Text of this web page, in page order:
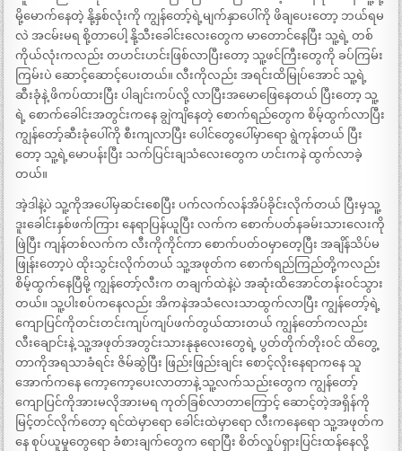
မို့မောက်နေတဲ့ နို့နှစ်လုံးကို ကျွန်တော့်ရဲ့မျက်နှာပေါ်ကို ဖိချပေးတော့ ဘယ်ရမ
လဲ အငမ်းမရ စို့တာပေါ့ နို့သီးခေါင်းလေးတွေက မာတောင်နေပြီး သူ့ရဲ့ တစ်
ကိုယ်လုံးကလည်း တဟင်းဟင်းဖြစ်လာပြီးတော့ သူ့ဖင်ကြီးတွေကို ခပ်ကြမ်း
ကြမ်းပဲ ဆောင့်ဆောင့်ပေးတယ်။ လီးကိုလည်း အရင်းထိမြုပ်အောင် သူ့ရဲ့
ဆီးခုံနဲ့ ဖိကပ်ထားပြီး ပါချင်းကပ်လို့ လာပြီးအမောဖြေနေတယ် ပြီးတော့ သူ့
ရဲ့ စောက်ခေါင်းအတွင်းကနေ ချွဲကျိနေတဲ့ စောက်ရည်တွေက စိမ့်ထွက်လာပြီး
ကျွန်တော့်ဆီးခုံပေါ်ကို စီးကျလာပြီး ပေါင်တွေပေါ်မှာရော ရွဲကုန်တယ် ပြီး
တော့ သူ့ရဲ့မောပန်းပြီး သက်ပြင်းချသံလေးတွေက ဟင်းကနဲ ထွက်လာခဲ့
တယ်။
အဲ့ဒါနဲ့ပဲ သူ့ကိုအပေါ်မှဆင်းစေပြီး ပက်လက်လန်အိပ်ခိုင်းလိုက်တယ် ပြီးမှသူ့
ဒူးခေါင်းနှစ်ဖက်ကြား နေရာပြန်ယူပြီး လက်က စောက်ပတ်နခမ်းသားလေးကို
ဖြဲပြီး ကျန်တစ်လက်က လီးကိုကိုင်ကာ စောက်ပတ်ဝမှာတေ့ပြီး အချိန်သိပ်မ
ဖြုန်းတော့ပဲ ထိုးသွင်းလိုက်တယ် သူ့အဖုတ်က စောက်ရည်ကြည်တို့ကလည်း
စိမ့်ထွက်နေပြီမို့ ကျွန်တော့်လီးက တချက်ထဲနဲ့ပဲ အဆုံးထိအောင်တန်းဝင်သွား
တယ်။ သူ့ပါးစပ်ကနေလည်း အိကနဲအသံလေးသာထွက်လာပြီး ကျွန်တော့်ရဲ့
ကျောပြင်ကိုတင်းတင်းကျပ်ကျပ်ဖက်တွယ်ထားတယ် ကျွန်တော်ကလည်း
လီးချောင်းနဲ့ သူ့အဖုတ်အတွင်းသားနုနုလေးတွေရဲ့ ပွတ်တိုက်တိုးဝင် ထိတွေ့
တာကိုအရသာခံရင်း ဇိမ်ဆွဲပြီး ဖြည်းဖြည်းချင်း စောင့်လိုးနေရာကနေ သူ
အောက်ကနေ ကော့ကော့ပေးလာတာနဲ့ သူ့လက်သည်းတွေက ကျွန်တော့်
ကျောပြင်ကိုအားမလိုအားမရ ကုတ်ခြစ်လာတာကြောင့် ဆောင့်တဲ့အရှိန်ကို
မြင့်တင်လိုက်တော့ ရင်ထဲမှာရော ခေါင်းထဲမှာရော လီးကနေရော သူ့အဖုတ်က
နေ စုပ်ယူမှုတွေရော ခံစားချက်တွေက ရောပြီး စိတ်လှုပ်ရှားပြင်းထန်နေလို့